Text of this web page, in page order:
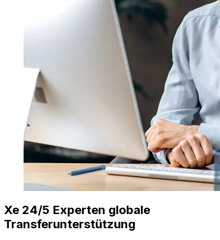
Xe 24/5 Experten globale
Transferunterstützung